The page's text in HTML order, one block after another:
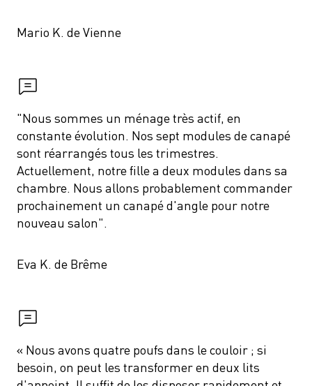
Mario K. de Vienne
"Nous sommes un ménage très actif, en
constante évolution. Nos sept modules de canapé
sont réarrangés tous les trimestres.
Actuellement, notre fille a deux modules dans sa
chambre. Nous allons probablement commander
prochainement un canapé d'angle pour notre
nouveau salon".
Eva K. de Brême
« Nous avons quatre poufs dans le couloir ; si
besoin, on peut les transformer en deux lits